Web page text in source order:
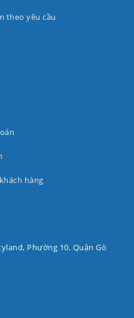
theo yêu cầu
hàng
Phường 10, Quận Gò